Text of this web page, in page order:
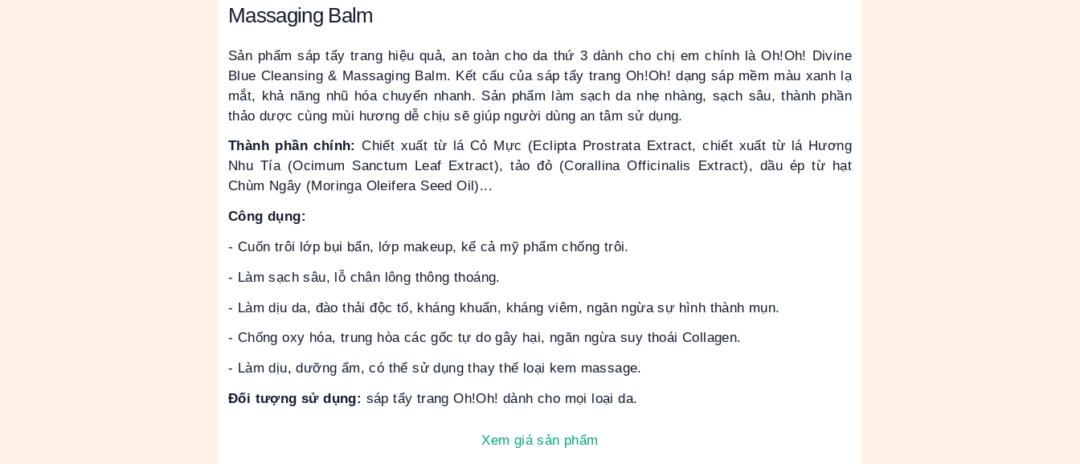
Massaging Balm
Sản phẩm sáp tẩy trang hiệu quả, an toàn cho da thứ 3 dành cho chị em chính làOh!Oh! Divine
Blue Cleansing & Massaging Balm. Kết cấu của sáp tẩy trang Oh!Oh! dạng sáp mềm màu xanh lạ
mắt, khả năng nhũ hóa chuyển nhanh. Sản phẩm làm sạch da nhẹ nhàng, sạch sâu, thành phần
thảo dược cùng mùi hương dễ chịu sẽ giúp người dùng an tâm sử dụng.
Thành phần chính: Chiết xuất từ lá Cỏ Mực (Eclipta Prostrata Extract, chiết xuất từ lá Hương
Nhu Tía (Ocimum Sanctum Leaf Extract), tảo đỏ (Corallina Officinalis Extract), dầu ép từ hạt
Chùm Ngây (Moringa Oleifera Seed Oil)...
Công dụng:
- Cuốn trôi lớp bụi bẩn, lớp makeup, kể cả mỹ phẩm chống trôi.
- Làm sạch sâu, lỗ chân lông thông thoáng.
- Làm dịu da, đào thải độc tố, kháng khuẩn, kháng viêm, ngăn ngừa sự hình thành mụn.
- Chống oxy hóa, trung hòa các gốc tự do gây hại, ngăn ngừa suy thoái Collagen.
- Làm dịu, dưỡng ẩm, có thể sử dụng thay thế loại kem massage.
Đối tượng sử dụng: sáp tẩy trang Oh!Oh! dành cho mọi loại da.
Xem giá sản phẩm